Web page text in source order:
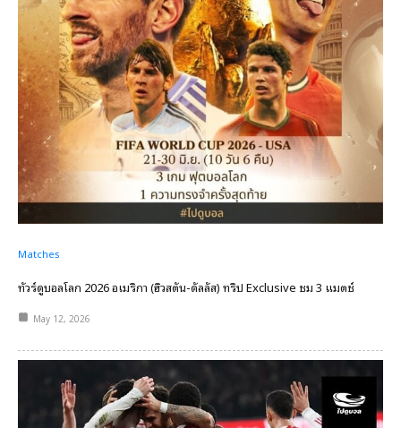
Matches
ทัวร์ดูบอลโลก 2026 อเมริกา (ฮิวสตัน-ดัลลัส) ทริป Exclusive ชม 3 แมตช์
May 12, 2026